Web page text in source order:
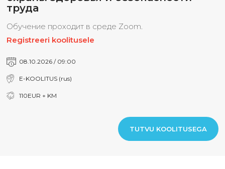
труда
Обучение проходит в среде Zoom.
Registreeri koolitusele
08.10.2026 / 09:00
E-KOOLITUS (rus)
110EUR + KM
TUTVU KOOLITUSEGA